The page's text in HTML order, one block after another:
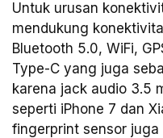
Untuk urusan
mendukung
Bluetooth 5.0, WiFi,
Type-C yang juga
karena jack audio 3.5
seperti iPhone 7 dan
fingerprint sensor